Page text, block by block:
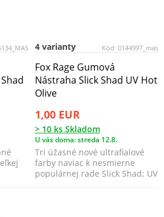
Kód: 0144997_mas
4 varianty
Fox Rage Gumová
Nástraha Slick Shad UV Hot
Olive
1,00 EUR
> 10 ks Skladom
U vás doma: streda 12.8.
Tri úžasné nové ultrafialové
farby naviac k nesmierne
populárnej rade Slick Shad; UV